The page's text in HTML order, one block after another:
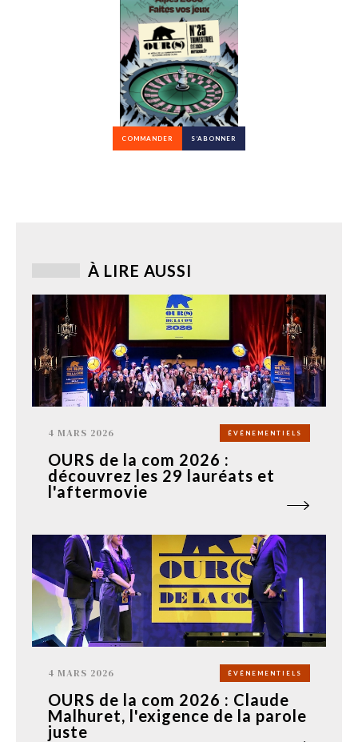
COMMANDER S’ABONNER
À LIRE AUSSI
4 MARS 2026 ÉVÉNEMENTIELS
OURS de la com 2026 :
découvrez les 29 lauréats et
l'aftermovie
4 MARS 2026 ÉVÉNEMENTIELS
OURS de la com 2026 : Claude
Malhuret, l'exigence de la parole
juste